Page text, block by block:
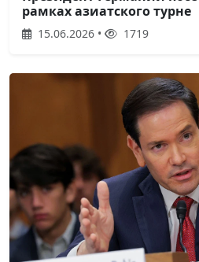
рамках азиатского турне
15.06.2026 • 1719